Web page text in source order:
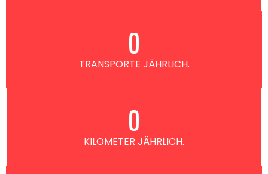
TRANSPORTE JÄHRLICH.
0
KILOMETER JÄHRLICH.
0